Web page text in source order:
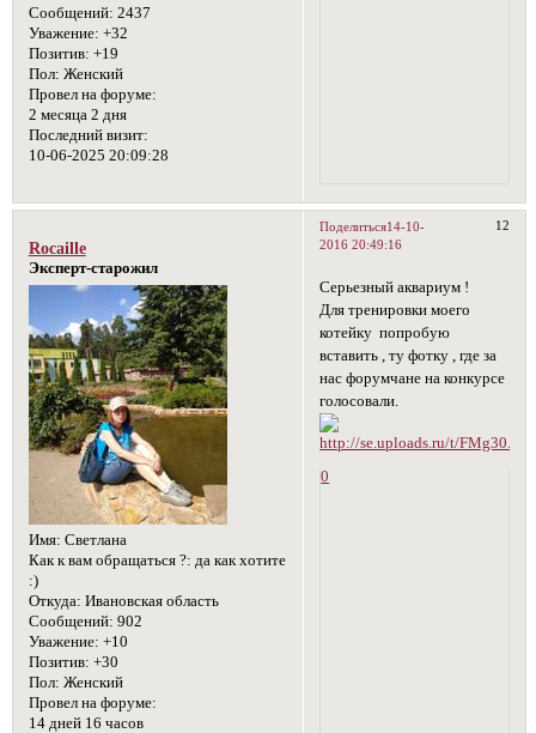
Сообщений: 2437
Уважение: +32
Позитив: +19
Пол: Женский
Провел на форуме:
2 месяца 2 дня
Последний визит:
10-06-2025 20:09:28
Поделиться 12
14-10-
2016 20:49:16
Rocaille
Эксперт-старожил
Имя: Светлана
Как к вам обращаться ?: да как хотите
:)
Откуда: Ивановская область
Сообщений: 902
Уважение: +10
Позитив: +30
Пол: Женский
Провел на форуме:
14 дней 16 часов
Серьезный аквариум !
Для тренировки моего
котейку попробую
вставить , ту фотку , где за
нас форумчане на конкурсе
голосовали.
0